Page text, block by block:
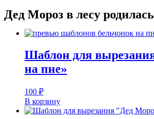
Дед Мороз в лесу
Шаблон для
на пне»
100 ₽
В корзину